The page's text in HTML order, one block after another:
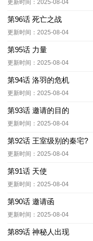
更新时间：2025-08-04
第96话 死亡之战
更新时间：2025-08-04
第95话 力量
更新时间：2025-08-04
第94话 洛羽的危机
更新时间：2025-08-04
第93话 邀请的目的
更新时间：2025-08-04
第92话 王室级别的秦宅?
更新时间：2025-08-04
第91话 天使
更新时间：2025-08-04
第90话 邀请函
更新时间：2025-08-04
第89话 神秘人出现